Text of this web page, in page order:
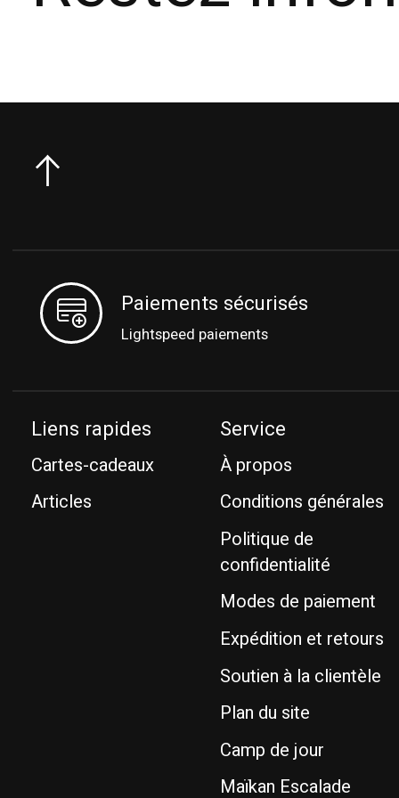
Paiements sécurisés
Lightspeed paiements
Liens rapides
Cartes-cadeaux
Articles
Service
À propos
Conditions générales
Politique de
confidentialité
Modes de paiement
Expédition et retours
Soutien à la clientèle
Plan du site
Camp de jour
Maïkan Escalade